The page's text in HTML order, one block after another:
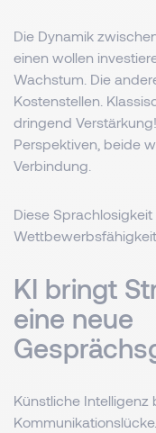
Die Dynamik
einen wollen
Wachstum. Die
Kostenstellen.
dringend
Perspektiven, beide
Verbindung.
Diese
Wettbewerbsfähigkeit.
KI bringt
eine neue
Künstliche